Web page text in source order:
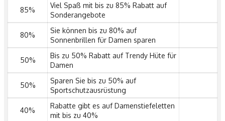
85%
Viel Spaß mit bis zu 85% Rabatt auf
Sonderangebote
80%
Sie können bis zu 80% auf
Sonnenbrillen für Damen sparen
50%
Bis zu 50% Rabatt auf Trendy Hüte für
Damen
50%
Sparen Sie bis zu 50% auf
Sportschutzausrüstung
40%
Rabatte gibt es auf Damenstiefeletten
mit bis zu 40%